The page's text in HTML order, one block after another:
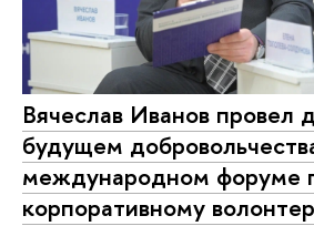
Вячеслав Иванов провел
будущем
международном форуме
корпоративному